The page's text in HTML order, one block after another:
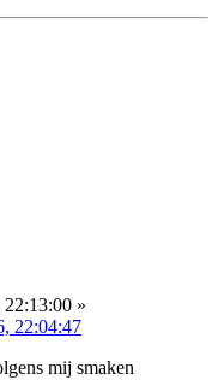
22:13:00 »
22:04:47
mij smaken